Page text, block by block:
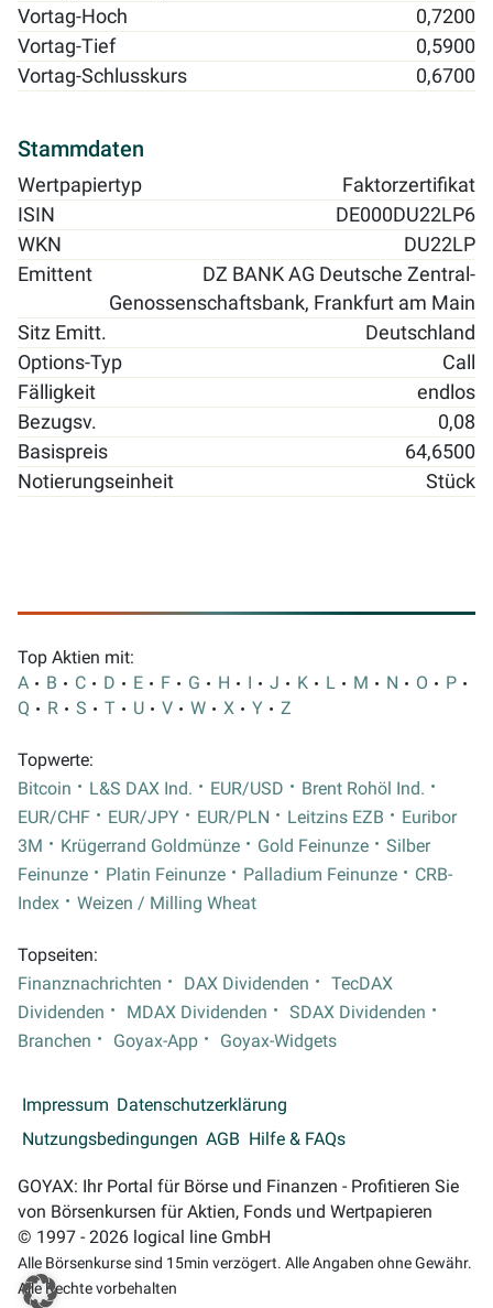
Vortag-Hoch
0,7200
Vortag-Tief
0,5900
Vortag-Schlusskurs
0,6700
Stammdaten
Wertpapiertyp
Faktorzertifikat
ISIN
DE000DU22LP6
WKN
DU22LP
Emittent
DZ BANK AG Deutsche Zentral-
Genossenschaftsbank, Frankfurt am Main
Sitz Emitt.
Deutschland
Options-Typ
Call
Fälligkeit
endlos
Bezugsv.
0,08
Basispreis
64,6500
Notierungseinheit
Stück
Top Aktien mit:
A
B C D E F G H I J K L M N O
P
Q
R S T U V W X Y Z
Topwerte:
Bitcoin
L&S DAX Ind. EUR/USD
Brent Rohöl Ind.
EUR/CHF
EUR/JPY EUR/PLN Leitzins EZB
Euribor
3M
Krügerrand Goldmünze Gold Feinunze
Silber
Feinunze
Platin Feinunze Palladium Feinunze
CRB-
Index
Weizen / Milling Wheat
Topseiten:
Finanznachrichten
DAX Dividenden
TecDAX
Dividenden
MDAX Dividenden
SDAX Dividenden
Branchen
Goyax-App Goyax-Widgets
Impressum Datenschutzerklärung
Nutzungsbedingungen AGB Hilfe & FAQs
GOYAX: Ihr Portal für Börse und Finanzen - Profitieren Sie
von Börsenkursen für Aktien, Fonds und Wertpapieren
© 1997 - 2026 logical line GmbH
Alle Börsenkurse sind 15min verzögert. Alle Angaben ohne Gewähr.
Alle Rechte vorbehalten